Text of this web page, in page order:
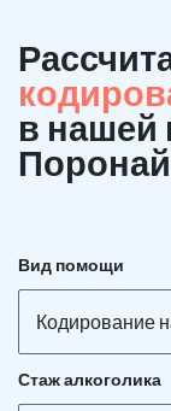
в нашей
Вид помощи
Кодирование
Стаж алкоголика